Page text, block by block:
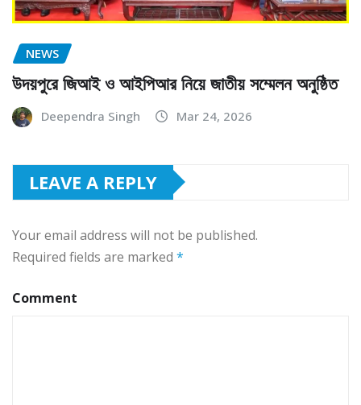
NEWS
উদয়পুরে জিআই ও আইপিআর নিয়ে জাতীয় সম্মেলন অনুষ্ঠিত
Deependra Singh Mar 24, 2026
LEAVE A REPLY
Your email address will not be published.
Required fields are marked *
Comment